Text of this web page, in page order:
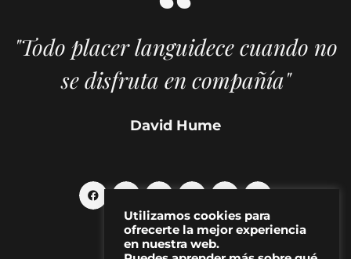
"Todo placer languidece cuando no
se disfruta en compañía"
David Hume
Utilizamos cookies para
ofrecerte la mejor experiencia
en nuestra web.